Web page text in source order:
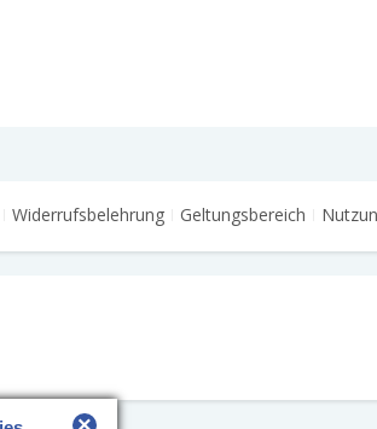
Widerrufsbelehrung Geltungsbereich